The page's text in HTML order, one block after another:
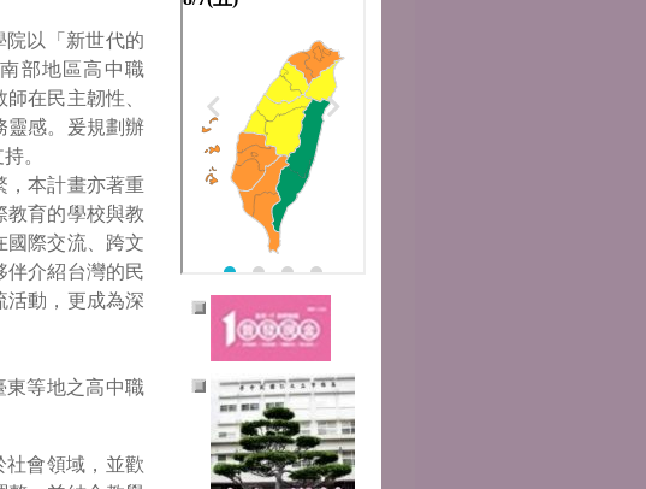
以「新世代的
部地區高中職
在民主韌性、
靈感。爰規劃辦
。
，本計畫亦著重
教育的學校與教
國際交流、跨文
伴介紹台灣的民
活動，更成為深
東等地之高中職
社會領域，並歡